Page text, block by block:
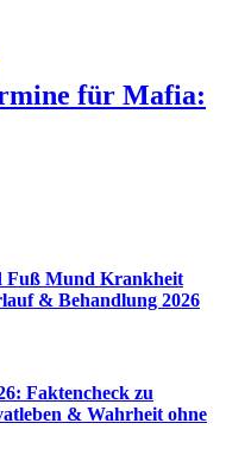
für Mafia:
Fuß Mund Krankheit
& Behandlung 2026
Faktencheck zu
& Wahrheit ohne